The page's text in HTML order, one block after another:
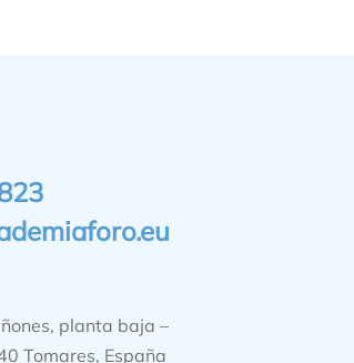
planta baja –
Tomares, España